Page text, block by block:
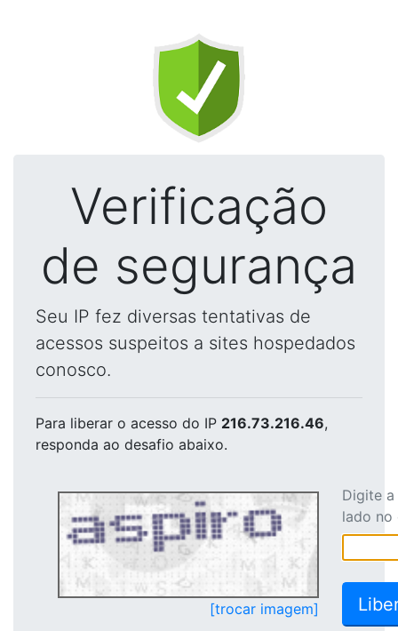
Verificação
de segurança
Seu IP fez diversas tentativas de
acessos suspeitos a sites hospedados
conosco.
Para liberar o acesso do IP 216.73.216.46,
responda ao desafio abaixo.
[trocar imagem]
Digite
lado no